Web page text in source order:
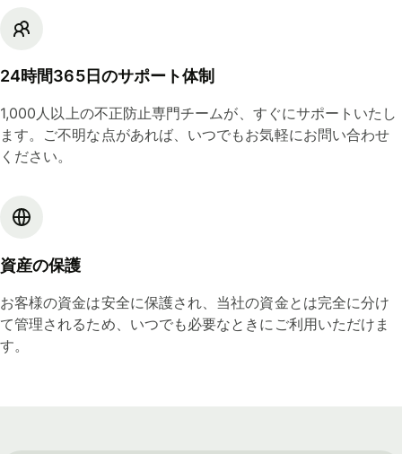
24時間365日のサポート体制
1,000人以上の不正防止専門チームが、すぐにサポートいたし
ます。ご不明な点があれば、いつでもお気軽にお問い合わせ
ください。
資産の保護
お客様の資金は安全に保護され、当社の資金とは完全に分け
て管理されるため、いつでも必要なときにご利用いただけま
す。